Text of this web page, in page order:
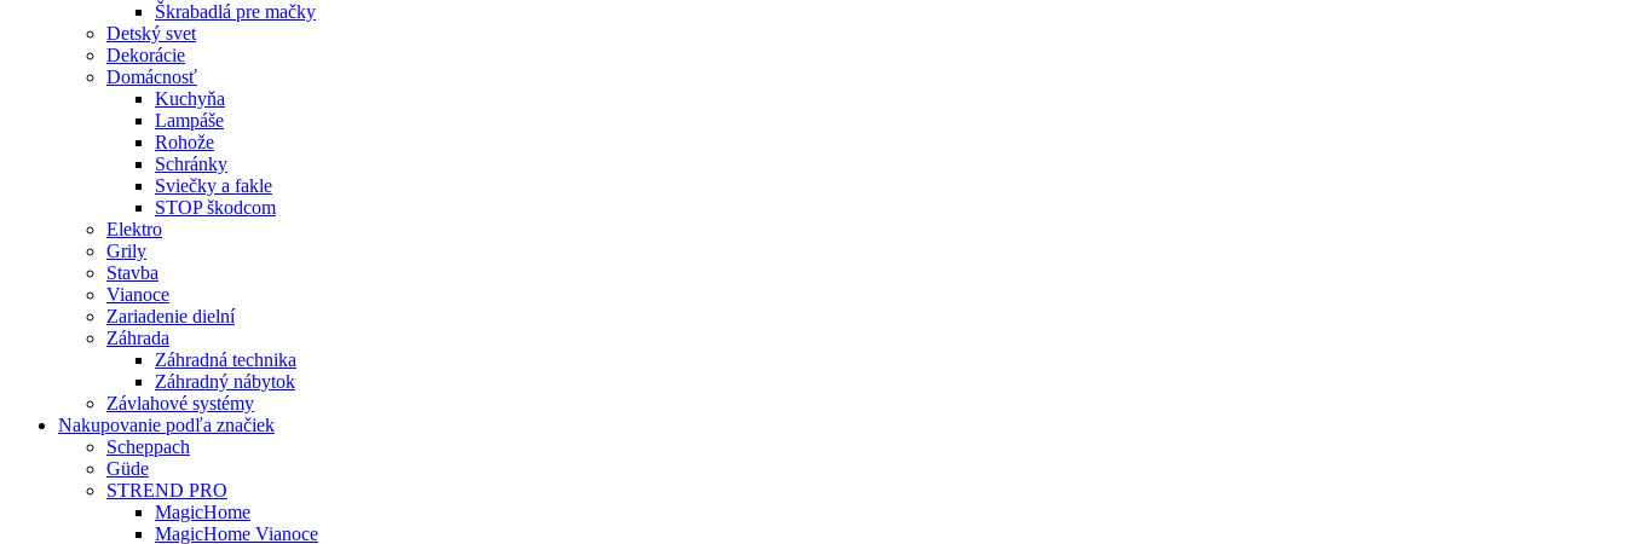
Škrabadlá pre mačky
Detský svet
Dekorácie
Domácnosť
Kuchyňa
Lampáše
Rohože
Schránky
Sviečky a fakle
STOP škodcom
Elektro
Grily
Stavba
Vianoce
Zariadenie dielní
Záhrada
Záhradná technika
Záhradný nábytok
Závlahové systémy
Nakupovanie podľa značiek
Scheppach
Güde
STREND PRO
MagicHome
MagicHome Vianoce